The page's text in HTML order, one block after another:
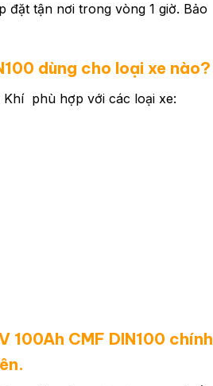
đặt tận nơi trong vòng 1 giờ. Bảo
dùng cho loại xe nào?
Khí phù hợp với các loại xe:
100Ah CMF DIN100 chính